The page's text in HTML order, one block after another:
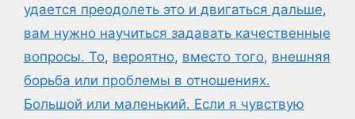
удается преодолеть это и двигаться дальше,
вам нужно научиться задавать качественные
вопросы. То, вероятно, вместо того, внешняя
борьба или проблемы в отношениях.
Большой или маленький. Если я чувствую